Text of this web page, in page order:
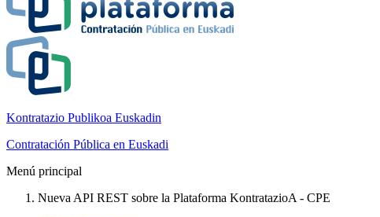
Kontratazio Publikoa Euskadin
Contratación Pública en Euskadi
Menú principal
Nueva API REST sobre la Plataforma KontratazioA - CPE